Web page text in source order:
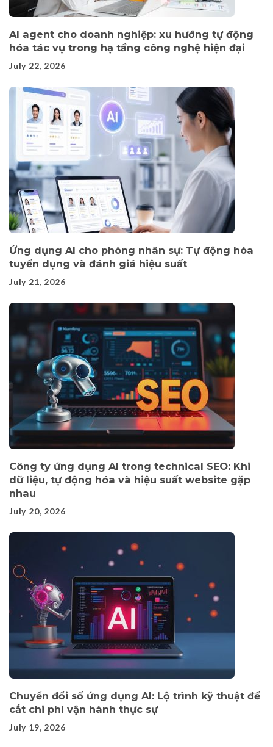
AI agent cho doanh nghiệp: xu hướng tự động
hóa tác vụ trong hạ tầng công nghệ hiện đại
July 22, 2026
Ứng dụng AI cho phòng nhân sự: Tự động hóa
tuyển dụng và đánh giá hiệu suất
July 21, 2026
Công ty ứng dụng AI trong technical SEO: Khi
dữ liệu, tự động hóa và hiệu suất website gặp
nhau
July 20, 2026
Chuyển đổi số ứng dụng AI: Lộ trình kỹ thuật để
cắt chi phí vận hành thực sự
July 19, 2026